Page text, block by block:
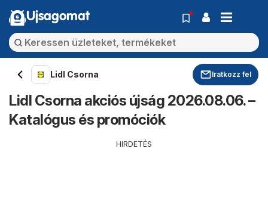
Ujsagomat
Lidl Csorna Iratkozz fel
Lidl Csorna akciós újság 2026.08.06. –
Katalógus és promóciók
HIRDETÉS